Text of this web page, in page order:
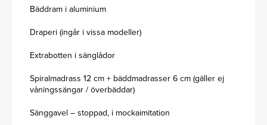
Bäddram i aluminium
Draperi (ingår i vissa modeller)
Extrabotten i sänglådor
Spiralmadrass 12 cm + bäddmadrasser 6 cm (gäller ej
våningssängar / överbäddar)
Sänggavel – stoppad, i mockaimitation